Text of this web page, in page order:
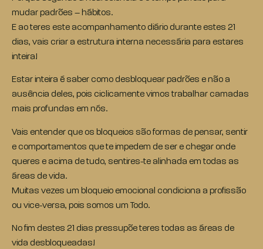
mudar padrões – hábitos.
E ao teres este acompanhamento diário durante estes 21
dias, vais criar a estrutura interna necessária para estares
inteira!
Estar inteira é saber como desbloquear padrões e não a
ausência deles, pois ciclicamente vimos trabalhar camadas
mais profundas em nós.
Vais entender que os bloqueios são formas de pensar, sentir
e comportamentos que te impedem de ser e chegar onde
queres e acima de tudo, sentires-te alinhada em todas as
áreas de vida.
Muitas vezes um bloqueio emocional condiciona a profissão
ou vice-versa, pois somos um Todo.
No fim destes 21 dias pressupõe teres todas as áreas de
vida desbloqueadas!